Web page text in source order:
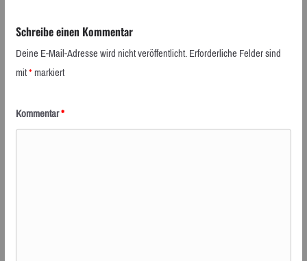
Schreibe einen Kommentar
Deine E-Mail-Adresse wird nicht veröffentlicht.Erforderliche Felder sind
mit*markiert
Kommentar*